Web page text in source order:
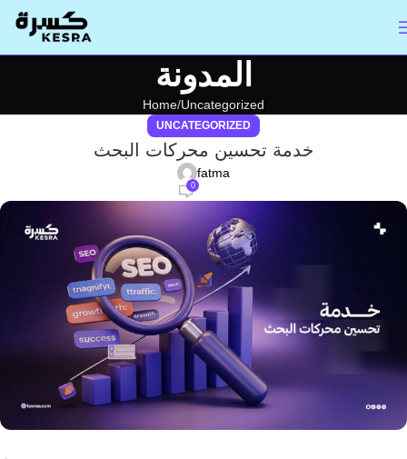
المدونة
Home Uncategorized
UNCATEGORIZED
خدمة تحسين محركات البحث
fatma
0